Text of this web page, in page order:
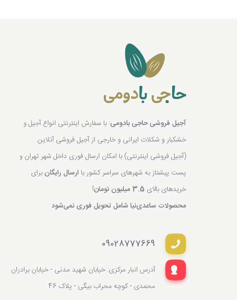
آجیل فروشی حاجی بادومی: با سفارش اینترنتی انواع آجیل و
خشکبار و شکلات ایرانی و خارجی از آجیل فروشی آنلاین
(آجیل فروشی اینترنتی) با امکان ارسال فوری داخل شهر تهران و
پست پیشتاز به شهرهای سراسر کشور با ارسال رایگانبرای
خریدهای بالای 3.5 میلیون تومان
!
محصولات ساعدی‌نیا شامل تحویل فوری نمی‌شود
09028777669
آدرس انبار مرکزی: خیابان شهید مدنی - خیابان برادران
محمدی - کوچه محراب بیگی - پلاک 46